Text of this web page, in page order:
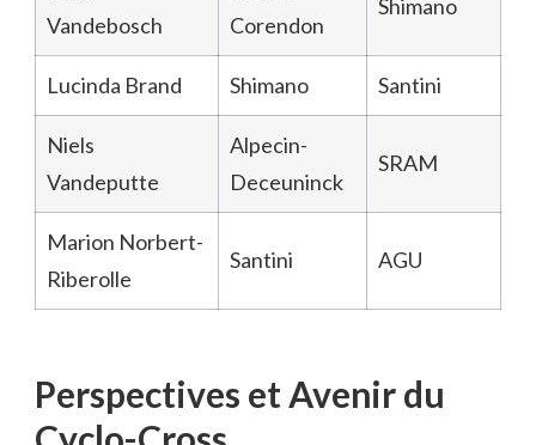
Vandebosch
Corendon
Shimano
Lucinda Brand Shimano Santini
Niels
Vandeputte
Alpecin-
Deceuninck
SRAM
Marion Norbert-
Riberolle
Santini AGU
Perspectives et Avenir du